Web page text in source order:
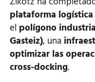
plataforma logística
el polígono
Gasteiz), una
optimizar las
cross-docking.